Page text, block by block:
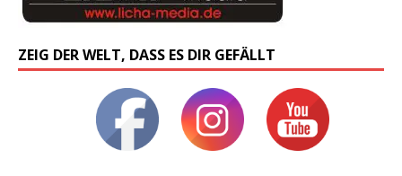
ZEIG DER WELT, DASS ES DIR GEFÄLLT